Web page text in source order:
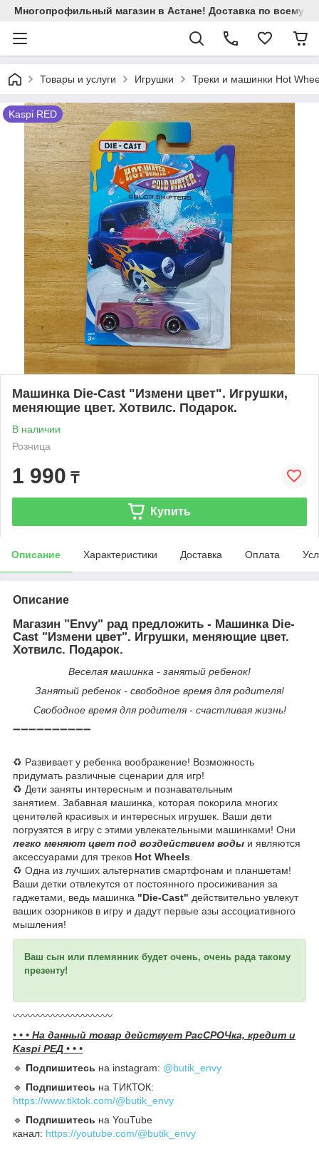
Многопрофильный магазин в Астане! Доставка по всему
Товары и услуги Игрушки Треки и машинки Hot
Kaspi RED
Машинка Die-Cast "Измени цвет". Игрушки,
меняющие цвет. Хотвилс. Подарок.
В наличии
Розница
1 990 ₸
Купить
Описание Характеристики Доставка Оплата
Описание
Магазин "Envy" рад предложить - Машинка Die-
Cast "Измени цвет". Игрушки, меняющие цвет.
Хотвилс. Подарок.
Веселая машинка - занятый ребенок!
Занятый ребенок - свободное время для родителя!
Свободное время для родителя - счастливая жизнь!
➖➖➖➖➖➖➖➖➖➖
♻️ Развивает у ребенка воображение! Возможность
придумать различные сценарии для игр!
♻️ Дети заняты интересным и познавательным
занятием. Забавная машинка, которая покорила многих
ценителей красивых и интересных игрушек. Ваши дети
погрузятся в игру с этими увлекательными машинками! Они
легко меняют цвет под воздействием воды и являются
аксессуарами для треков Hot Wheels
♻️ Одна из лучших альтернатив смартфонам и планшетам!
Ваши детки отвлекутся от постоянного просиживания за
гаджетами, ведь машинка "Die-Cast" действительно увлекут
ваших озорников в игру и дадут первые азы ассоциативного
мышления!
Ваш сын или племянник будет очень, очень рада такому
презенту!
〰️〰️〰️〰️〰️〰️〰️〰️〰️〰️
• • • На данный товар действует РасСРОЧка, кредит и
Kaspi РЕД • • •
🔹️ Подпишитесь на instagram: @butik_envy
🔹️ Подпишитесь на ТИКТОК:
https://www.tiktok.com/@butik_envy
🔹️ Подпишитесь на YouTube
канал: https://youtube.com/@butik_envy